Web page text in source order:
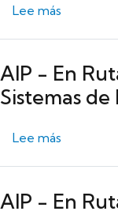
Lee más
AIP - En
Sistemas
Lee más
AIP - En